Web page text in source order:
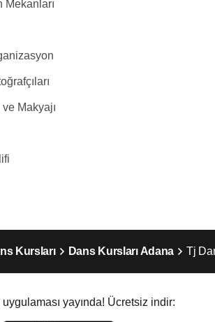
Makyajı
Kursları Dans Kursları Adana Tj
yayında! Ücretsiz indir: